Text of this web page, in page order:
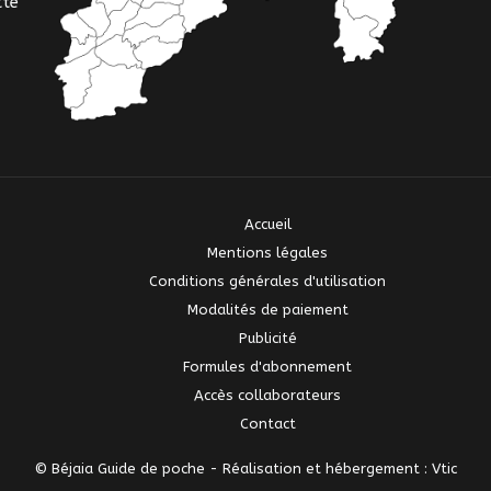
Accueil
Mentions légales
Conditions générales d'utilisation
Modalités de paiement
Publicité
Formules d'abonnement
Accès collaborateurs
Contact
© Béjaia Guide de poche - Réalisation et hébergement : Vtic